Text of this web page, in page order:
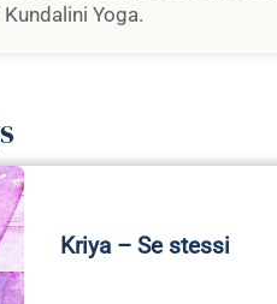
Yoga.
Kriya – Se stessi